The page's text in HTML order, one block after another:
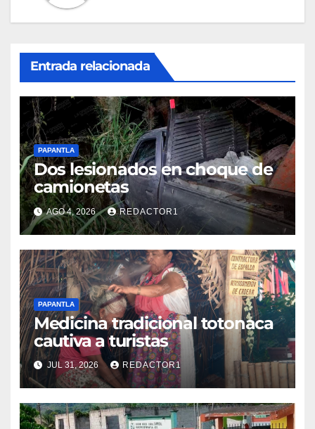
Entrada relacionada
PAPANTLA
Dos lesionados en choque de
camionetas
AGO 4, 2026 REDACTOR1
PAPANTLA
Medicina tradicional totonaca
cautiva a turistas
JUL 31, 2026 REDACTOR1